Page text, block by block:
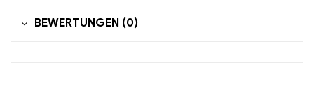
BEWERTUNGEN (0)